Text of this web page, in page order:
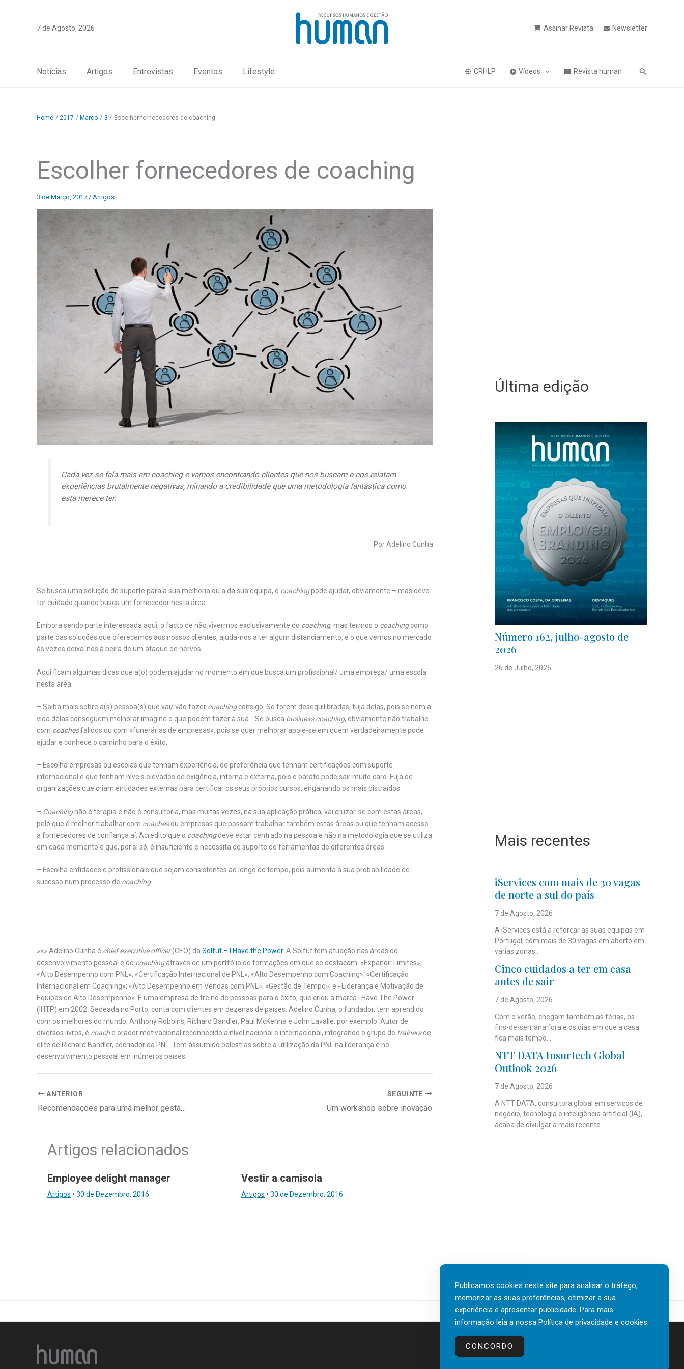
7 de Agosto, 2026 Assinar Revista Newsletter
Notícias Artigos Entrevistas Eventos Lifestyle CRHLP Vídeos Revista human Pesquisa
Home 2017 Março 3 Escolher fornecedores de coaching
Escolher fornecedores de coaching
3 de Março, 2017 / Artigos
Cada vez se fala mais em coachinge vamos encontrando clientes que nos buscam e nos relatam
experiências brutalmente negativas, minando a credibilidade que uma metodologia fantástica como
esta merece ter.
Por Adelino Cunha
Se busca uma solução de suporte para a sua melhoria ou a da sua equipa, o coachingpode ajudar, obviamente – mas deve
ter cuidado quando busca um fornecedor nesta área.
Embora sendo parte interessada aqui, o facto de não vivermos exclusivamente do coaching, mas termos o coachingcomo
parte das soluções que oferecemos aos nossos clientes, ajuda-nos a ter algum distanciamento, e o que vemos no mercado
às vezes deixa-nos à beira de um ataque de nervos.
Aqui ficam algumas dicas que a(o) podem ajudar no momento em que busca um profissional/ uma empresa/ uma escola
nesta área:
– Saiba mais sobre a(s) pessoa(s) que vai/ vão fazer coachingconsigo. Se forem desequilibradas, fuja delas, pois se nem a
vida delas conseguem melhorar imagine o que podem fazer à sua… Se busca business coaching, obviamente não trabalhe
com coachesfalidos ou com «funerárias de empresas», pois se quer melhorar apoie-se em quem verdadeiramente pode
ajudar e conhece o caminho para o êxito.
– Escolha empresas ou escolas que tenham experiência, de preferência que tenham certificações com suporte
internacional e que tenham níveis elevados de exigência, interna e externa, pois o barato pode sair muito caro. Fuja de
organizações que criam entidades externas para certificar os seus próprios cursos, enganando os mais distraídos.
– Coachingnão é terapia e não é consultoria, mas muitas vezes, na sua aplicação prática, vai cruzar-se com estas áreas,
pelo que é melhor trabalhar com coachesou empresas que possam trabalhar também estas áreas ou que tenham acesso
a fornecedores de confiança aí. Acredito que o coachingdeve estar centrado na pessoa e não na metodologia que se utiliza
em cada momento e que, por si só, é insuficiente e necessita de suporte de ferramentas de diferentes áreas.
– Escolha entidades e profissionais que sejam consistentes ao longo do tempo, pois aumenta a sua probabilidade de
sucesso num processo de coaching.
»»» Adelino Cunha é chief executive officer(CEO) da Solfut – I Have the Power. A Solfut tem atuação nas áreas do
desenvolvimento pessoal e do coachingatravés de um portfólio de formações em que se destacam: «Expandir Limites»;
«Alto Desempenho com PNL»; «Certificação Internacional de PNL»; «Alto Desempenho com Coaching»; «Certificação
Internacional em Coaching»; «Alto Desempenho em Vendas com PNL»; «Gestão de Tempo»; e «Liderança e Motivação de
Equipas de Alto Desempenho». É uma empresa de treino de pessoas para o êxito, que criou a marca I Have The Power
(IHTP) em 2002. Sedeada no Porto, conta com clientes em dezenas de países. Adelino Cunha, o fundador, tem aprendido
com os melhores do mundo: Anthony Robbins, Richard Bandler, Paul McKenna e John Lavalle, por exemplo. Autor de
diversos livros, é coach e orador motivacional reconhecido a nível nacional e internacional, integrando o grupo de trainersde
elite de Richard Bandler, cocriador da PNL. Tem assumido palestras sobre a utilização da PNL na liderança e no
desenvolvimento pessoal em inúmeros países.
ANTERIOR
Recomendações para uma melhor gestão energética
SEGUINTE
Um workshop sobre inovação
Artigos relacionados
Employee delight manager
Artigos • 30 de Dezembro, 2016
Vestir a camisola
Artigos • 30 de Dezembro, 2016
Última edição
Número 162, julho-agosto de
2026
26 de Julho, 2026
Mais recentes
iServices com mais de 30 vagas
de norte a sul do país
7 de Agosto, 2026
A iServices está a reforçar as suas equipas em
Portugal, com mais de 30 vagas em aberto em
várias zonas...
Cinco cuidados a ter em casa
antes de sair
7 de Agosto, 2026
Com o verão, chegam também as férias, os
fins-de-semana fora e os dias em que a casa
fica mais tempo...
NTT DATA Insurtech Global
Outlook 2026
7 de Agosto, 2026
A NTT DATA, consultora global em serviços de
negócio, tecnologia e inteligência artificial (IA),
acaba de divulgar a mais recente...
Contactos
Publicamos cookies neste site para analisar o tráfego,
memorizar as suas preferências, otimizar a sua
experiência e apresentar publicidade. Para mais
informação leia a nossa Política de privacidade e cookies.
CONCORDO